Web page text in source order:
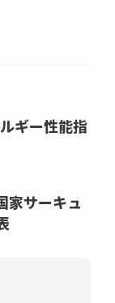
ギー性能指
家サーキュ